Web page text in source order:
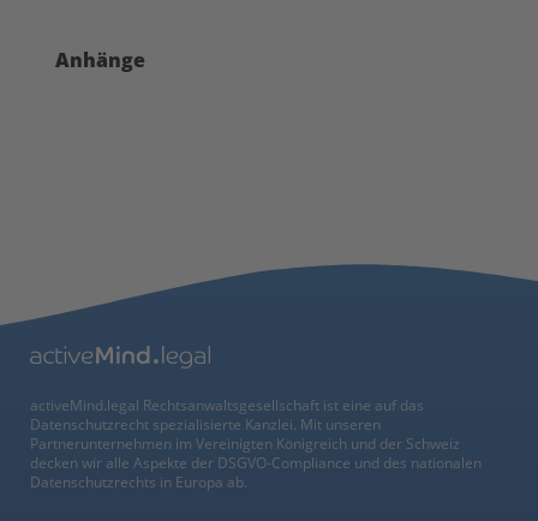
Anhänge
activeMind.legal Rechtsanwaltsgesellschaft ist eine auf das
Datenschutzrecht spezialisierte Kanzlei. Mit unseren
Partnerunternehmen im Vereinigten Königreich und der Schweiz
decken wir alle Aspekte der DSGVO-Compliance und des nationalen
Datenschutzrechts in Europa ab.